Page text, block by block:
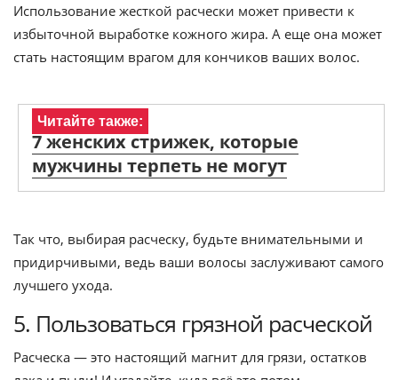
Использование жесткой расчески может привести к
избыточной выработке кожного жира. А еще она может
стать настоящим врагом для кончиков ваших волос.
Читайте также:
7 женских стрижек, которые
мужчины терпеть не могут
Так что, выбирая расческу, будьте внимательными и
придирчивыми, ведь ваши волосы заслуживают самого
лучшего ухода.
5. Пользоваться грязной расческой
Расческа — это настоящий магнит для грязи, остатков